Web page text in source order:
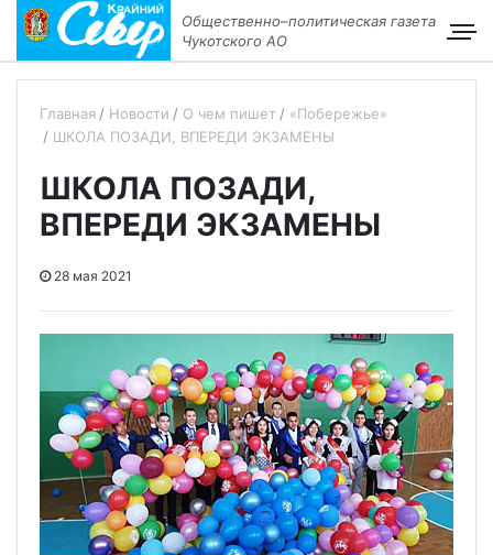
Общественно–политическая газета
Чукотского АО
Главная Новости О чем пишет
«Побережье»
ШКОЛА ПОЗАДИ, ВПЕРЕДИ ЭКЗАМЕНЫ
ШКОЛА ПОЗАДИ,
ВПЕРЕДИ ЭКЗАМЕНЫ
28 мая 2021